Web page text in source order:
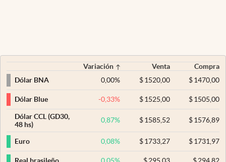
Variación Venta
Compra
Dólar BNA
0,00% $ 1520,00 $1470,00
Dólar Blue -0,33% $ 1525,00 $1505,00
Dólar CCL (GD30,
48 hs)
0,87% $ 1585,52 $1576,89
Euro 0,08% $ 1733,27 $1731,97